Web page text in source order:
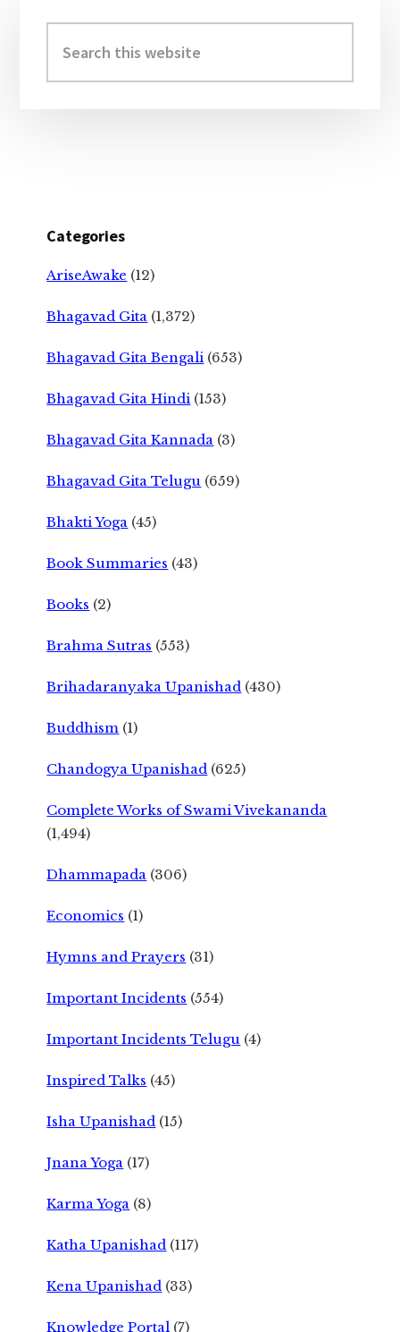
Sidebar
this
website
Categories
AriseAwake (12)
Bhagavad Gita (1,372)
Bhagavad Gita Bengali (653)
Bhagavad Gita Hindi (153)
Bhagavad Gita Kannada (3)
Bhagavad Gita Telugu (659)
Bhakti Yoga (45)
Book Summaries (43)
Books (2)
Brahma Sutras (553)
Brihadaranyaka Upanishad (430)
Buddhism (1)
Chandogya Upanishad (625)
Complete Works of Swami Vivekananda
(1,494)
Dhammapada (306)
Economics (1)
Hymns and Prayers (31)
Important Incidents (554)
Important Incidents Telugu (4)
Inspired Talks (45)
Isha Upanishad (15)
Jnana Yoga (17)
Karma Yoga (8)
Katha Upanishad (117)
Kena Upanishad (33)
Knowledge Portal (7)